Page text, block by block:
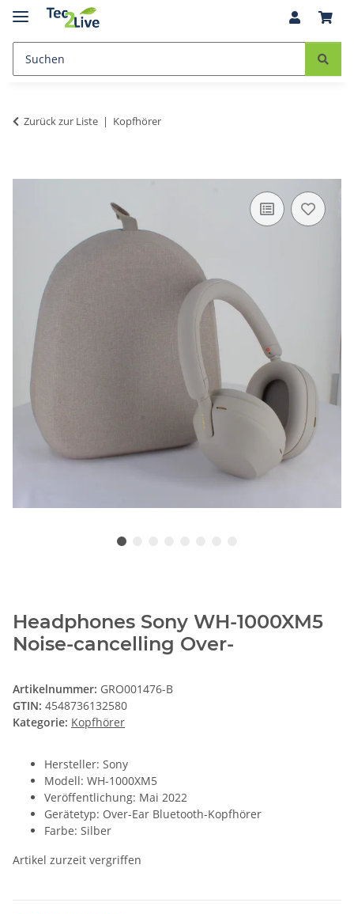
Zurück zur Liste Kopfhörer
Headphones Sony WH-1000XM5
Noise-cancelling Over-
Artikelnummer: GRO001476-B
GTIN: 4548736132580
Kategorie: Kopfhörer
Hersteller: Sony
Modell: WH-1000XM5
Veröffentlichung: Mai 2022
Gerätetyp: Over-Ear Bluetooth-Kopfhörer
Farbe: Silber
Artikel zurzeit vergriffen